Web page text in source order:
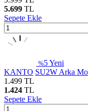
5.699 TL
Sepete Ekle
%5Yeni
KANTO SU2W Arka
1.499 TL
1.424 TL
Sepete Ekle